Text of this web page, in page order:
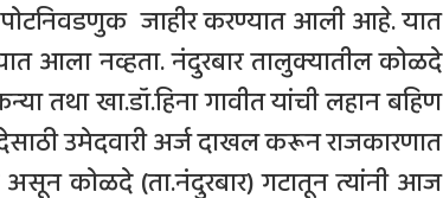
पोटनिवडणुक जाहीर करण्यात आली आहे. यात
आला नव्हता. नंदुरबार तालुक्यातील कोळदे
तथा खा.डॉ.हिना गावीत यांची लहान बहिण
उमेदवारी अर्ज दाखल करून राजकारणात
कोळदे (ता.नंदुरबार) गटातून त्यांनी आज